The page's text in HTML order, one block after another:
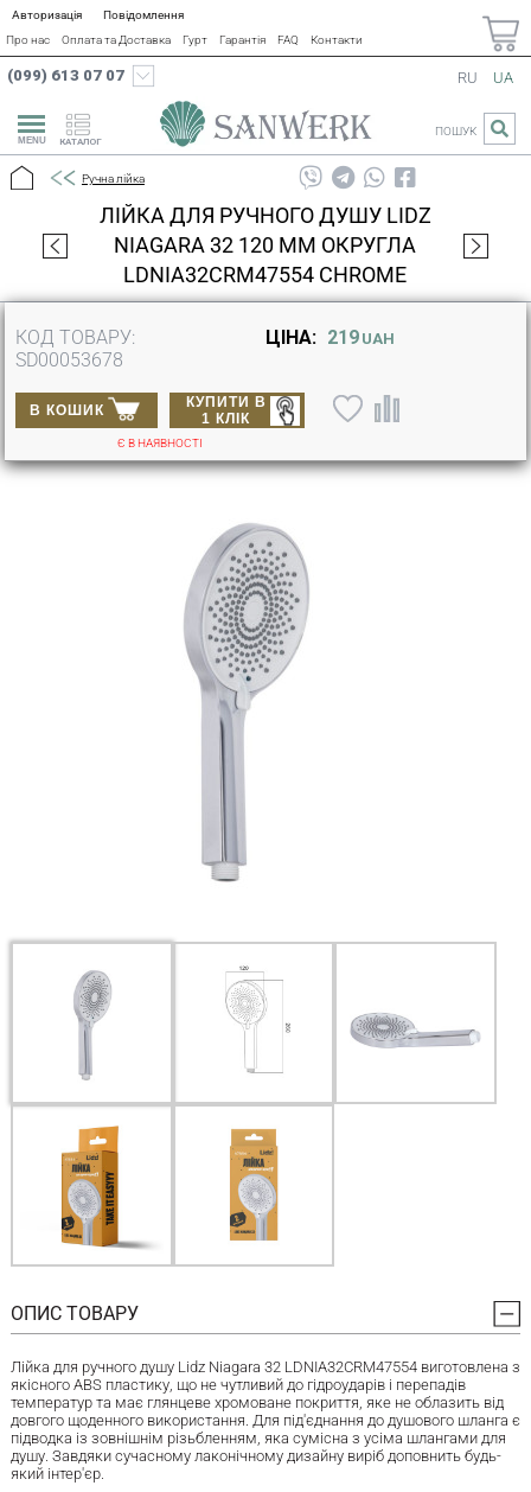
Авторизація
Повідомлення
Про нас
Оплата та Доставка Гурт Гарантія FAQ Контакти
(099) 613 07 07
КАТАЛОГ
RU UA
ПОШУК
Ручна лійка
ЛІЙКА ДЛЯ РУЧНОГО ДУШУ LIDZ
NIAGARA 32 120 ММ ОКРУГЛА
LDNIA32CRM47554 CHROME
КОД ТОВАРУ:
SD00053678
ЦІНА: 219 UAH
В КОШИК
КУПИТИ В
1 КЛІК
Є В НАЯВНОСТІ
ОПИС ТОВАРУ
Лійка для ручного душу Lidz Niagara 32 LDNIA32CRM47554 виготовлена з
якісного ABS пластику, що не чутливий до гідроударів і перепадів
температур та має глянцеве хромоване покриття, яке не облазить від
довгого щоденного використання. Для під'єднання до душового шланга є
підводка із зовнішнім різьбленням, яка сумісна з усіма шлангами для
душу. Завдяки сучасному лаконічному дизайну виріб доповнить будь-
який інтер'єр.